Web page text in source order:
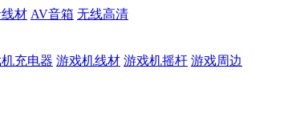
材 AV音箱 无线高清
充电器 游戏机线材 游戏机摇杆 游戏周边